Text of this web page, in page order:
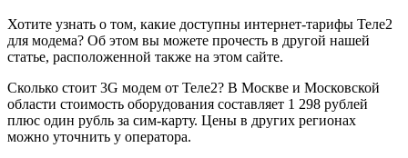
Хотите узнать о том, какие доступны интернет-тарифы Теле2
для модема? Об этом вы можете прочесть в другой нашей
статье, расположенной также на этом сайте.
Сколько стоит 3G модем от Теле2? В Москве и Московской
области стоимость оборудования составляет 1 298 рублей
плюс один рубль за сим-карту. Цены в других регионах
можно уточнить у оператора.